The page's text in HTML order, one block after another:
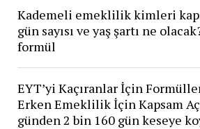
Kademeli emeklilik kimleri
gün sayısı ve yaş şartı ne
formül
EYT’yi Kaçıranlar İçin
Erken Emeklilik İçin Kapsam
günden 2 bin 160 gün keseye